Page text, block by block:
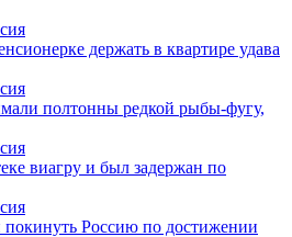
держать в квартире удава
полтонны редкой рыбы-фугу,
виагру и был задержан по
покинуть Россию по достижении